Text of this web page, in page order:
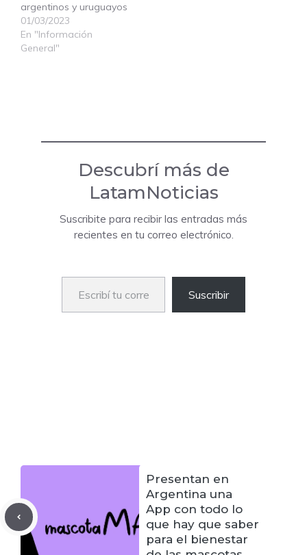
argentinos y uruguayos
01/03/2023
En "Información
General"
Descubrí más de
LatamNoticias
Suscribite para recibir las entradas más
recientes en tu correo electrónico.
Escribí tu correo electrónico…
Suscribir
Presentan en
Argentina una
App con todo lo
que hay que saber
para el bienestar